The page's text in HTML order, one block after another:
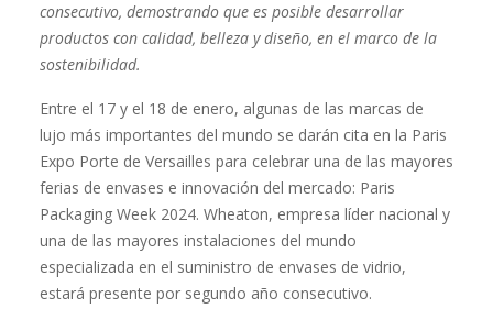
consecutivo, demostrando que es posible desarrollar
productos con calidad, belleza y diseño, en el marco de la
sostenibilidad.
Entre el 17 y el 18 de enero, algunas de las marcas de
lujo más importantes del mundo se darán cita en la Paris
Expo Porte de Versailles para celebrar una de las mayores
ferias de envases e innovación del mercado: Paris
Packaging Week 2024. Wheaton, empresa líder nacional y
una de las mayores instalaciones del mundo
especializada en el suministro de envases de vidrio,
estará presente por segundo año consecutivo.